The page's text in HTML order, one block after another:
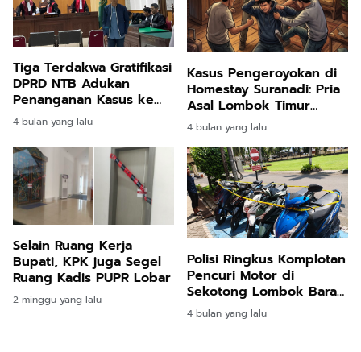
Tiga Terdakwa Gratifikasi
DPRD NTB Adukan
Penanganan Kasus ke
Jaksa Agung dan
Ombudsman RI
4 bulan yang lalu
Kasus Pengeroyokan di
Homestay Suranadi: Pria
Asal Lombok Timur
Tewas, 9 Orang
Diamankan Polisi
4 bulan yang lalu
Selain Ruang Kerja
Bupati, KPK juga Segel
Ruang Kadis PUPR Lobar
2 minggu yang lalu
Polisi Ringkus Komplotan
Pencuri Motor di
Sekotong Lombok Barat,
Dua Pelaku Utama
Diamankan
4 bulan yang lalu